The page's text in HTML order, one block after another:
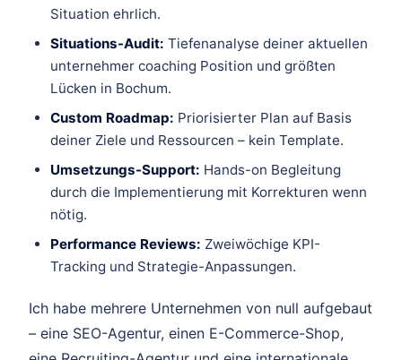
Situation ehrlich.
Situations-Audit: Tiefenanalyse deiner aktuellen
unternehmer coaching Position und größten
Lücken in Bochum.
Custom Roadmap: Priorisierter Plan auf Basis
deiner Ziele und Ressourcen – kein Template.
Umsetzungs-Support: Hands-on Begleitung
durch die Implementierung mit Korrekturen wenn
nötig.
Performance Reviews: Zweiwöchige KPI-
Tracking und Strategie-Anpassungen.
Ich habe mehrere Unternehmen von null aufgebaut
– eine SEO-Agentur, einen E-Commerce-Shop,